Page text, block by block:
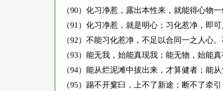
（90）化习净惹，露出本性来，就能得心物
（91）化习净惹，就是明心；习化惹净，即
（92）不能习化惹净，不足以合同一之人心
（93）能无我，始能真现我；能无物，始能
（94）能从烂泥滩中拔出来，才算健者；能
（95）踢不开窠臼，上不了新途；断不了牵